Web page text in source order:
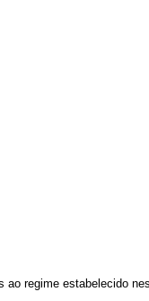
regime estabelecido